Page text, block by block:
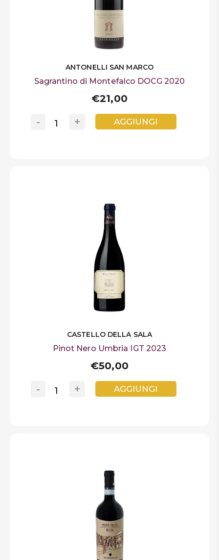
ANTONELLI SAN MARCO
Sagrantino di Montefalco DOCG 2020
€21,00
+
- AGGIUNGI
CASTELLO DELLA SALA
Pinot Nero Umbria IGT 2023
€50,00
+
- AGGIUNGI